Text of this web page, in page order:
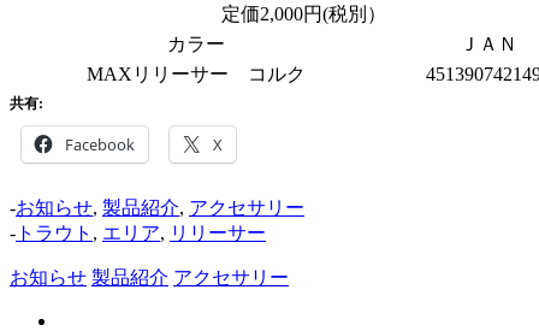
定価2,000円(税別）
カラー
ＪＡＮ
MAXリリーサー コルク
共有:
Facebook X
-お知らせ, 製品紹介, アクセサリー
- トラウト , エリア, リリーサー
お知らせ 製品紹介 アクセサリー